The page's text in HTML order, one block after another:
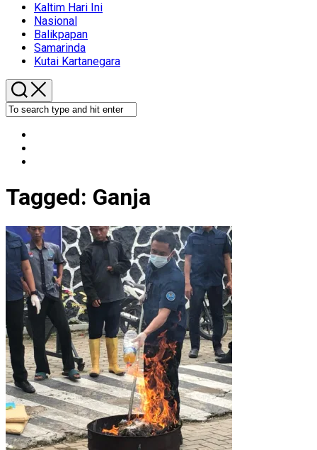
Kaltim Hari Ini
Nasional
Balikpapan
Samarinda
Kutai Kartanegara
Tagged: Ganja